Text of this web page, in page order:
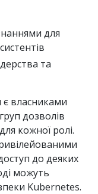
для
та
є власниками
дозволів
кожної ролі.
до деяких
можуть
Kubernetes.